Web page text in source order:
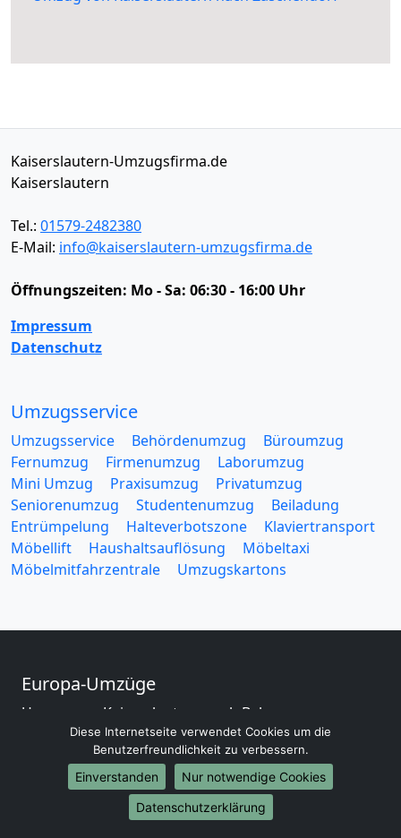
Kaiserslautern-Umzugsfirma.de
Kaiserslautern
Tel.: 01579-2482380
E-Mail: info@kaiserslautern-umzugsfirma.de
Öffnungszeiten: Mo - Sa: 06:30 - 16:00 Uhr
Impressum
Datenschutz
Umzugsservice
Umzugsservice Behördenumzug
Büroumzug
Fernumzug
Firmenumzug
Laborumzug
Mini Umzug
Praxisumzug
Privatumzug
Seniorenumzug
Studentenumzug
Beiladung
Entrümpelung
Halteverbotszone
Klaviertransport
Möbellift
Haushaltsauflösung
Möbeltaxi
Möbelmitfahrzentrale
Umzugskartons
Europa-Umzüge
Umzug von Kaiserslautern nach Belarus
Umzug von Kaiserslautern nach Belgien
Umzug von Kaiserslautern nach Bulgarien
Umzug von Kaiserslautern nach Dänemark
Umzug von Kaiserslautern nach England
Umzug von Kaiserslautern nach Portugal
Diese Internetseite verwendet Cookies um die
Benutzerfreundlichkeit zu verbessern.
Einverstanden
Nur notwendige Cookies
Datenschutzerklärung